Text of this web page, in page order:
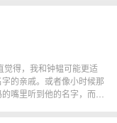
等一下！这小伙子长得
！拯救成功的奖励是获得
金钱居然可以同时拥有
子你别跑，姐姐来了！
1v1双洁 内含单向通感设
觉得，我和钟韫可能更适
的亲戚。或者像小时候那
嘴里听到他的名字，而感